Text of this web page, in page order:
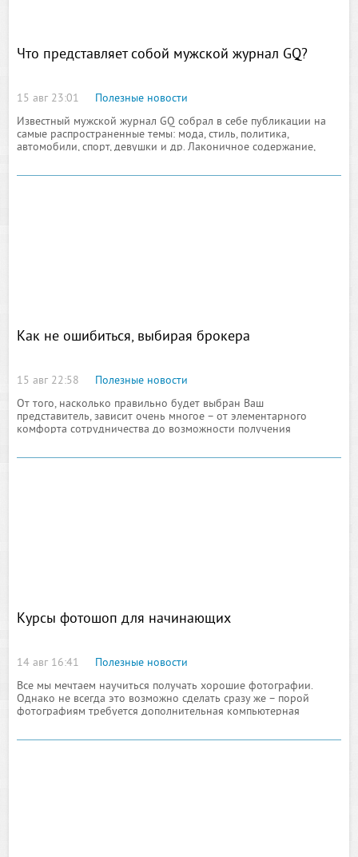
Что представляет собой мужской журнал GQ?
15 авг 23:01
Полезные новости
Известный мужской журнал GQ собрал в себе публикации на
самые распространенные темы: мода, стиль, политика,
автомобили, спорт, девушки и др. Лаконичное содержание,
мужчин, занявших свое место в жизни
Как не ошибиться, выбирая брокера
15 авг 22:58
Полезные новости
От того, насколько правильно будет выбран Ваш
представитель, зависит очень многое – от элементарного
комфорта сотрудничества до возможности получения
правильный выбор в
Курсы фотошоп для начинающих
14 авг 16:41
Полезные новости
Все мы мечтаем научиться получать хорошие фотографии.
Однако не всегда это возможно сделать сразу же – порой
фотографиям требуется дополнительная компьютерная